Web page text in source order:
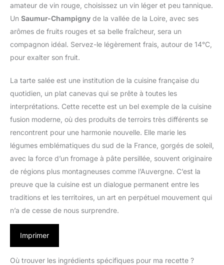
amateur de vin rouge, choisissez un vin léger et peu tannique.
Un Saumur-Champigny de la vallée de la Loire, avec ses
arômes de fruits rouges et sa belle fraîcheur, sera un
compagnon idéal. Servez-le légèrement frais, autour de 14°C,
pour exalter son fruit.
La tarte salée est une institution de la cuisine française du
quotidien, un plat canevas qui se prête à toutes les
interprétations. Cette recette est un bel exemple de la cuisine
fusion moderne, où des produits de terroirs très différents se
rencontrent pour une harmonie nouvelle. Elle marie les
légumes emblématiques du sud de la France, gorgés de soleil,
avec la force d’un fromage à pâte persillée, souvent originaire
de régions plus montagneuses comme l’Auvergne. C’est la
preuve que la cuisine est un dialogue permanent entre les
traditions et les territoires, un art en perpétuel mouvement qui
n’a de cesse de nous surprendre.
Imprimer
Où trouver les ingrédients spécifiques pour ma recette ?